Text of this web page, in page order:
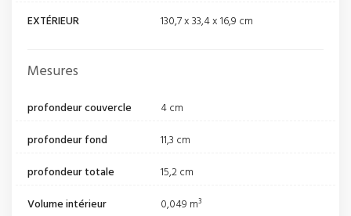
EXTÉRIEUR
130,7 x 33,4 x 16,9 cm
Mesures
profondeur couvercle
4 cm
profondeur fond
11,3 cm
profondeur totale
15,2 cm
Volume intérieur
0,049 m³